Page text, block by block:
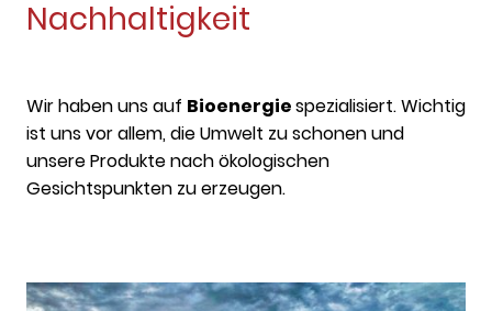
Nachhaltigkeit
Wir haben uns auf Bioenergiespezialisiert. Wichtig
ist uns vor allem, die Umwelt zu schonen und
unsere Produkte nach ökologischen
Gesichtspunkten zu erzeugen.